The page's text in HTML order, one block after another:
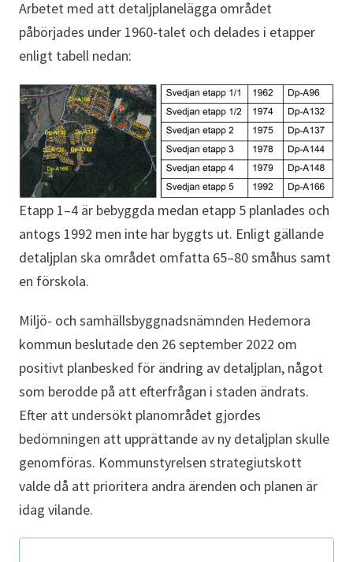
Arbetet med att detaljplanelägga området
påbörjades under 1960-talet och delades i etapper
enligt tabell nedan:
Etapp 1–4 är bebyggda medan etapp 5 planlades och
antogs 1992 men inte har byggts ut. Enligt gällande
detaljplan ska området omfatta 65–80 småhus samt
en förskola.
Miljö- och samhällsbyggnadsnämnden Hedemora
kommun beslutade den 26 september 2022 om
positivt planbesked för ändring av detaljplan, något
som berodde på att efterfrågan i staden ändrats.
Efter att undersökt planområdet gjordes
bedömningen att upprättande av ny detaljplan skulle
genomföras. Kommunstyrelsen strategiutskott
valde då att prioritera andra ärenden och planen är
idag vilande.